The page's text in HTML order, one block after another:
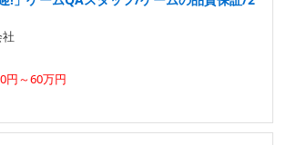
円～60万円